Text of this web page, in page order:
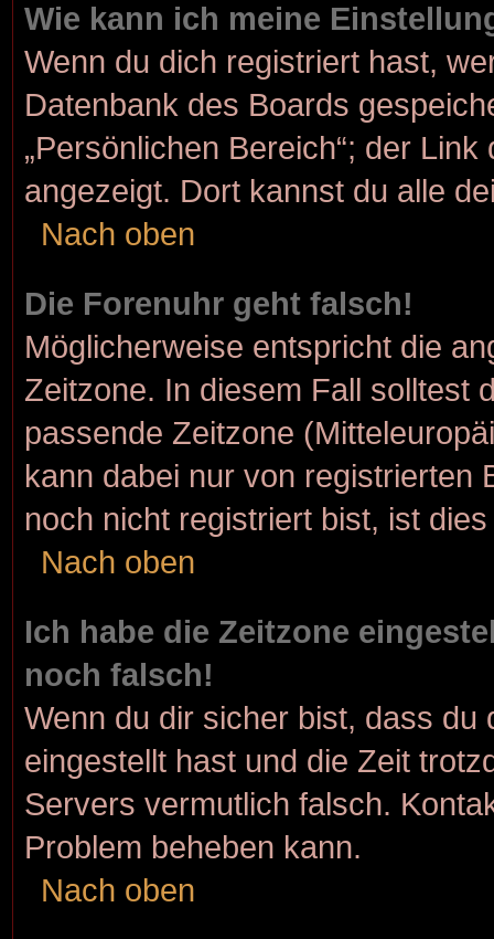
Wie kann ich meine
Wenn du dich registriert hast,
Datenbank des Boards
„Persönlichen Bereich“; der
angezeigt. Dort kannst du alle
Nach oben
Die Forenuhr geht falsch!
Möglicherweise entspricht die
Zeitzone. In diesem Fall solltest
passende Zeitzone
kann dabei nur von registrierten
noch nicht registriert bist, ist
Nach oben
Ich habe die Zeitzone
noch falsch!
Wenn du dir sicher bist, dass
eingestellt hast und die Zeit
Servers vermutlich falsch.
Problem beheben kann.
Nach oben